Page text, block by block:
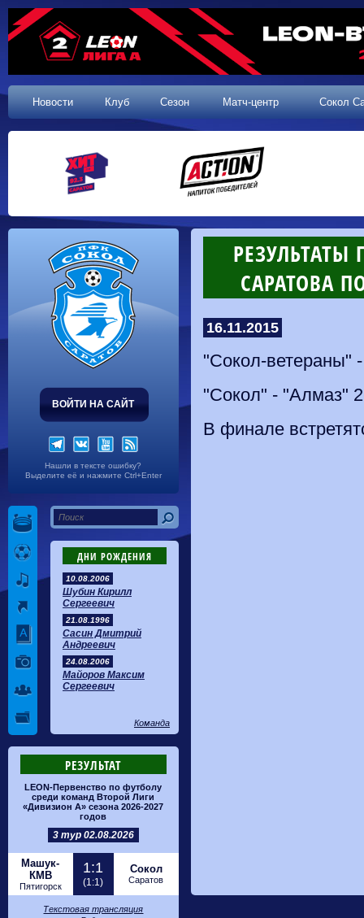
Новости Клуб Сезон Матч-центр Сокол
ВОЙТИ НА САЙТ
Нашли в тексте ошибку?
Выделите её и нажмите Ctrl+Enter
ДНИ РОЖДЕНИЯ
10.08.2006
Шубин Кирилл
Сергеевич
21.08.1996
Сасин Дмитрий
Андреевич
24.08.2006
Майоров Максим
Сергеевич
Команда
РЕЗУЛЬТАТ
LEON-Первенство по футболу
среди команд Второй Лиги
«Дивизион А» сезона 2026-2027
годов
3 тур 02.08.2026
Машук-
КМВ
Пятигорск
1:1
(1:1)
Сокол
Саратов
Текстовая трансляция
САРАТОВА
16.11.2015
"Сокол-ветераны"
"Сокол" - "Алмаз"
В финале